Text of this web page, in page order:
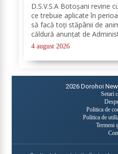
D.S.V.S.A Botoșani revine
ce trebuie aplicate în
să facă toți stăpânii de
căldură anunțat de
Meteorologie, Direcția
Siguranța Alimentelor
4 august 2026
2026 Dorohoi
Setari
Politica de
Politica de
Termeni